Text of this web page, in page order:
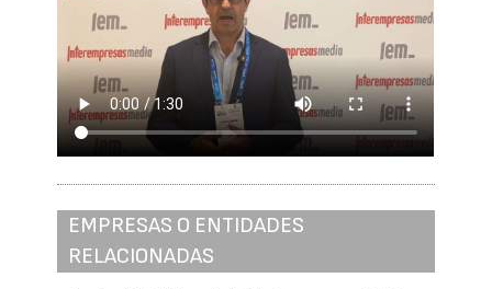
EMPRESAS O ENTIDADES
RELACIONADAS